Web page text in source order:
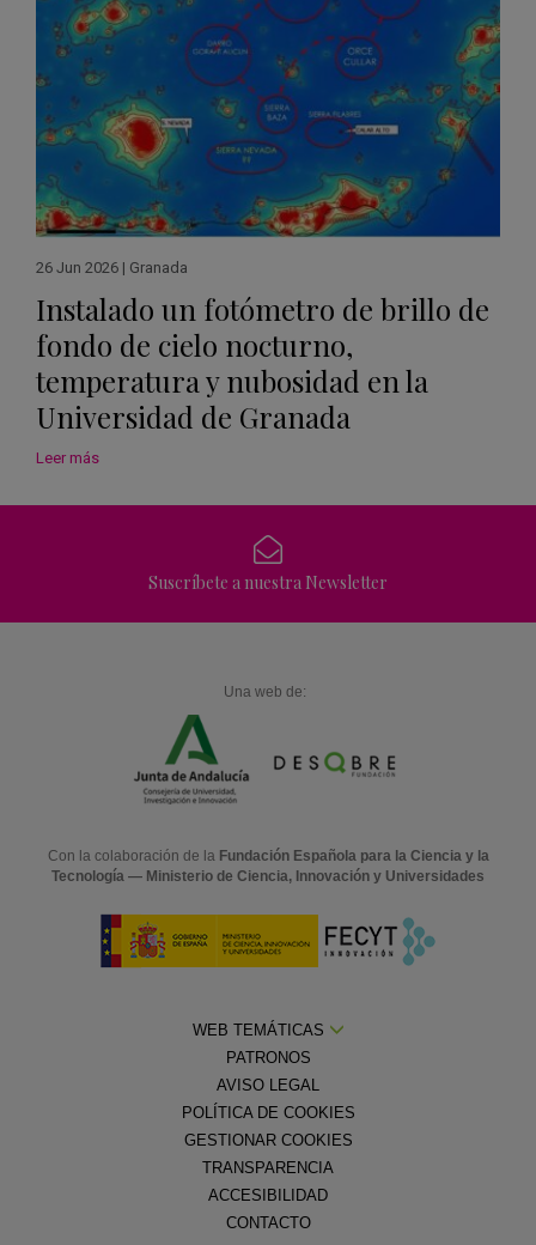
26 Jun 2026 | Granada
Instalado un fotómetro de brillo de
fondo de cielo nocturno,
temperatura y nubosidad en la
Universidad de Granada
Leer más
Suscríbete a nuestra Newsletter
Una web de:
Con la colaboración de la Fundación Española para la Ciencia y la
Tecnología — Ministerio de Ciencia, Innovación y Universidades
WEB TEMÁTICAS
PATRONOS
AVISO LEGAL
POLÍTICA DE COOKIES
GESTIONAR COOKIES
TRANSPARENCIA
ACCESIBILIDAD
CONTACTO